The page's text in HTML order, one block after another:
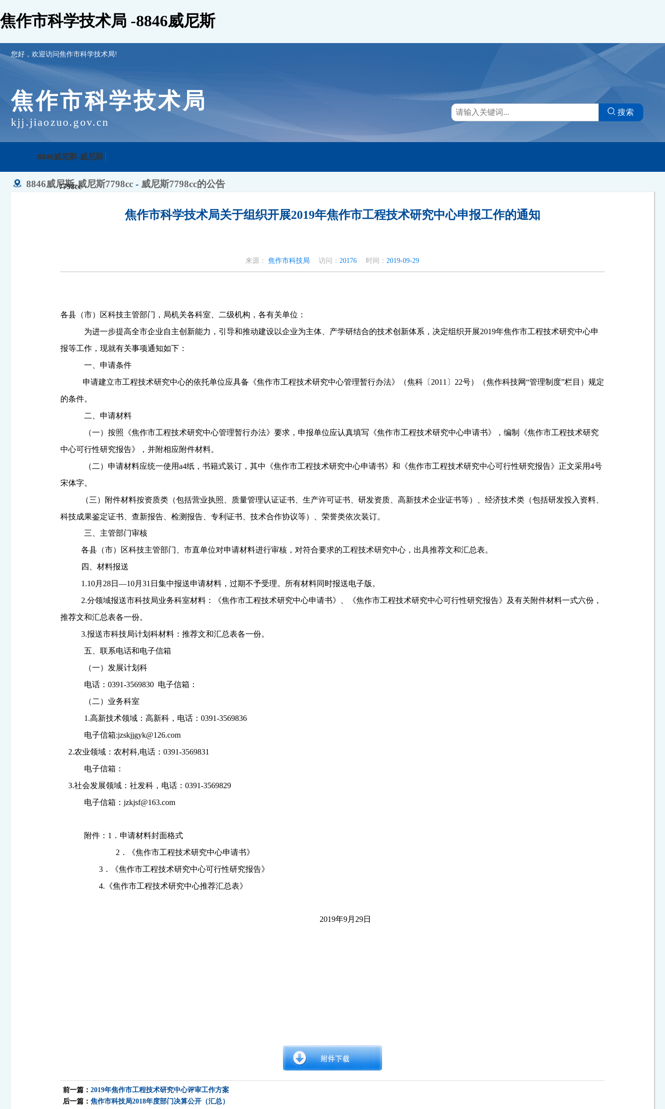
焦作市科学技术局 -8846威尼斯
您好，欢迎访问焦作市科学技术局!
焦作市科学技术局
kjj.jiaozuo.gov.cn
搜索
8846威尼斯-威尼斯
7798cc
8846威尼斯-威尼斯7798cc - 威尼斯7798cc的公告
焦作市科学技术局关于组织开展2019年焦作市工程技术研究中心申报工作的通知
来源： 焦作市科技局 访问： 20176 时间： 2019-09-29
各县（市）区科技主管部门，局机关各科室、二级机构，各有关单位：
为进一步提高全市企业自主创新能力，引导和推动建设以企业为主体、产学研结合的技术创新体系，决定组织开展2019年焦作市工程技术研究中心申
报等工作，现就有关事项通知如下：
一、申请条件
申请建立市工程技术研究中心的依托单位应具备 《焦作市工程技术研究中心管理暂行办法》 （焦科〔 2011 〕 22号）（焦作科技网“管理制度”栏目）规定
的条件。
二、申请材料
（一）按照《焦作市工程技术研究中心管理暂行办法》要求，申报单位应认真填写《焦作市工程技术研究中心申请书》，编制《焦作市工程技术研究
中心可行性研究报告》，并附相应附件材料。
（二）申请材料应统一使用a4纸，书籍式装订，其中《焦作市工程技术研究中心申请书》和《焦作市工程技术研究中心可行性研究报告》正文采用4号
宋体字。
（三）附件材料按资质类（包括营业执照、质量管理认证证书、生产许可证书、研发资质、高新技术企业证书等）、经济技术类（包括研发投入资料、
科技成果鉴定证书、查新报告、检测报告、专利证书、技术合作协议等）、荣誉类依次装订。
三、主管部门审核
各县（市）区科技主管部门、市直单位对申请材料进行审核，对符合要求的工程技术研究中心，出具推荐文和汇总表。
四、材料报送
1.10月 28日—10月31 日集中报送申请材料，过期不予受理。所有材料同时报送电子版。
2.分领域报送市科技局业务科室材料：《焦作市工程技术研究中心申请书》、《焦作市工程技术研究中心可行性研究报告》及有关附件材料一式六份，
推荐文和汇总表各一份。
3.报送市科技局计划科材料：推荐文和汇总表各一份。
五、联系电话和电子信箱
（一）发展计划科
电话： 0391-3569830 电子信箱：
（二）业务科室
1.高新技术领域：高新科，电话： 0391-3569836
电子信箱:jzskjjgyk@126.com
2.农业领域：农村科,电话： 0391-3569831
电子信箱：
3.社会发展领域：社发科，电话： 0391-3569829
电子信箱： jzkjsf@163.com
附件： 1 ．申请材料封面格式
2 ．《焦作市工程技术研究中心申请书》
3 ．《焦作市工程技术研究中心可行性研究报告》
4. 《焦作市工程技术研究中心推荐汇总表》
2019年9月 29日
前一篇： 2019年焦作市工程技术研究中心评审工作方案
后一篇： 焦作市科技局2018年度部门决算公开（汇总）